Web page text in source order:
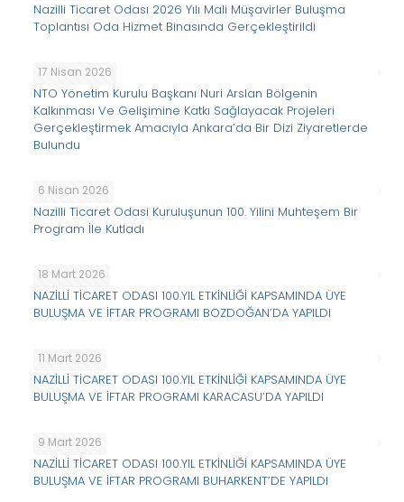
Nazilli Ticaret Odası 2026 Yılı Mali Müşavirler Buluşma
Toplantısı Oda Hizmet Binasında Gerçekleştirildi
17 Nisan 2026
NTO Yönetim Kurulu Başkanı Nuri Arslan Bölgenin
Kalkınması Ve Gelişimine Katkı Sağlayacak Projeleri
Gerçekleştirmek Amacıyla Ankara’da Bir Dizi Ziyaretlerde
Bulundu
6 Nisan 2026
Nazilli Ticaret Odasi Kuruluşunun 100. Yilini Muhteşem Bir
Program İle Kutladı
18 Mart 2026
NAZİLLİ TİCARET ODASI 100.YIL ETKİNLİĞİ KAPSAMINDA ÜYE
BULUŞMA VE İFTAR PROGRAMI BOZDOĞAN’DA YAPILDI
11 Mart 2026
NAZİLLİ TİCARET ODASI 100.YIL ETKİNLİĞİ KAPSAMINDA ÜYE
BULUŞMA VE İFTAR PROGRAMI KARACASU’DA YAPILDI
9 Mart 2026
NAZİLLİ TİCARET ODASI 100.YIL ETKİNLİĞİ KAPSAMINDA ÜYE
BULUŞMA VE İFTAR PROGRAMI BUHARKENT’DE YAPILDI